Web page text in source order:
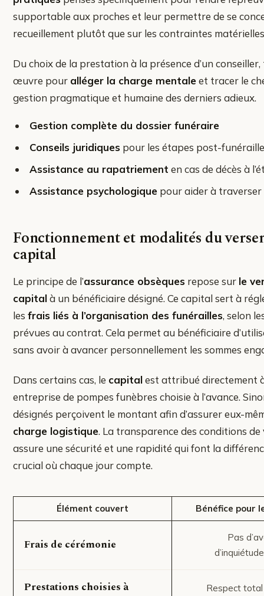
supportable aux proches et leur permettre de se
recueillement plutôt que sur les contraintes
Du choix de la prestation à la présence d’un
œuvre pour alléger la charge mentaleet tracer le
gestion pragmatique et humaine des derniers adieux.
Gestion complète du dossier funéraire
Conseils juridiques pour les étapes post-
Assistance au rapatriement en cas de décès à
Assistance psychologique pour aider à traverser
Fonctionnement et modalités du
capital
Le principe de l’assurance obsèques repose sur le
capitalà un bénéficiaire désigné. Ce capital sert à
les frais liés à l’organisation des funérailles, selon
prévues au contrat. Cela permet au bénéficiaire
sans avoir à avancer personnellement les sommes
Dans certains cas, le capitalest attribué directement
entreprise de pompes funèbres choisie à l’avance.
désignés perçoivent le montant afin d’assurer eux-
charge logistique. La transparence des conditions de
assure une sécurité et une rapidité qui font la
crucial où chaque jour compte.
Élément couvert Bénéfice pour
Frais de cérémonie
Pas
Prestations choisies à
Respect